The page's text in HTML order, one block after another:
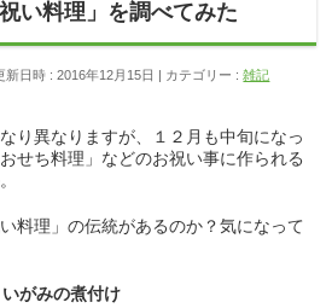
い料理」を調べてみた
新日時 : 2016年12月15日 カテゴリー :雑記
り異なりますが、１２月も中旬になっ
せち料理」などのお祝い事に作られる
料理」の伝統があるのか？気になって
いがみの煮付け